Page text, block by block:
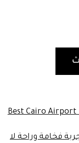
Best Cairo Airport
فخامة وراحة لا